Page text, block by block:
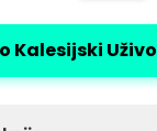
Kalesijski Uživo